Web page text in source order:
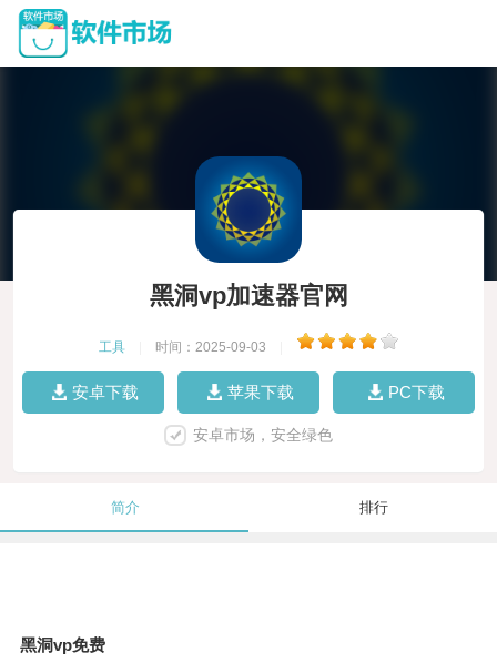
黑洞vp加速器官网
工具 时间：2025-09-03
安卓下载 苹果下载 PC下载
安卓市场，安全绿色
简介 排行
黑洞vp免费